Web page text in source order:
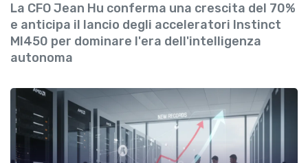
La CFO Jean Hu conferma una crescita del 70%
e anticipa il lancio degli acceleratori Instinct
MI450 per dominare l'era dell'intelligenza
autonoma